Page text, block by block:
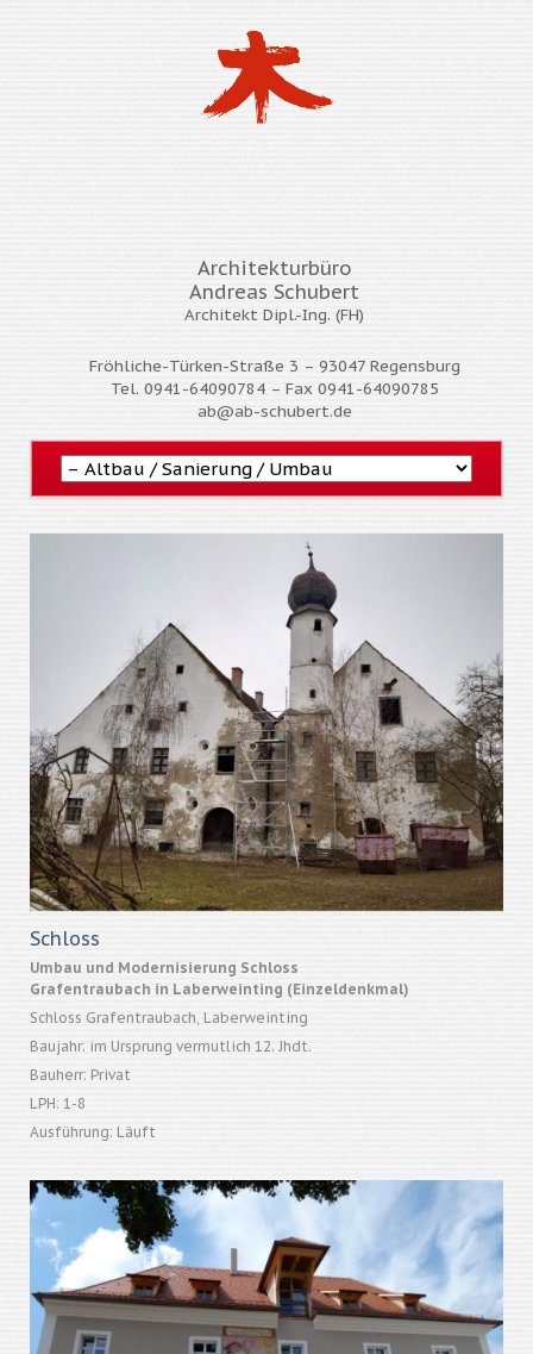
Architekturbüro
Andreas Schubert
Architekt Dipl.-Ing. (FH)
Fröhliche-Türken-Straße 3 – 93047 Regensburg
Tel. 0941-64090784 – Fax 0941-64090785
ab@ab-schubert.de
Navigation
überspringen
Schloss
Umbau und Modernisierung Schloss
Grafentraubach in Laberweinting (Einzeldenkmal)
Schloss Grafentraubach, Laberweinting
Baujahr: im Ursprung vermutlich 12. Jhdt.
Bauherr: Privat
LPH: 1-8
Ausführung: Läuft